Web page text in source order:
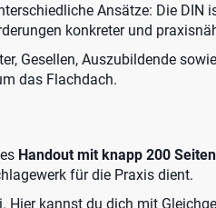
Ansätze: Die DIN
konkreter und
Gesellen, Auszubildende
das Flachdach.
Handout mit knapp 200 Seiten
für die Praxis dient.
Hier kannst du dich mit